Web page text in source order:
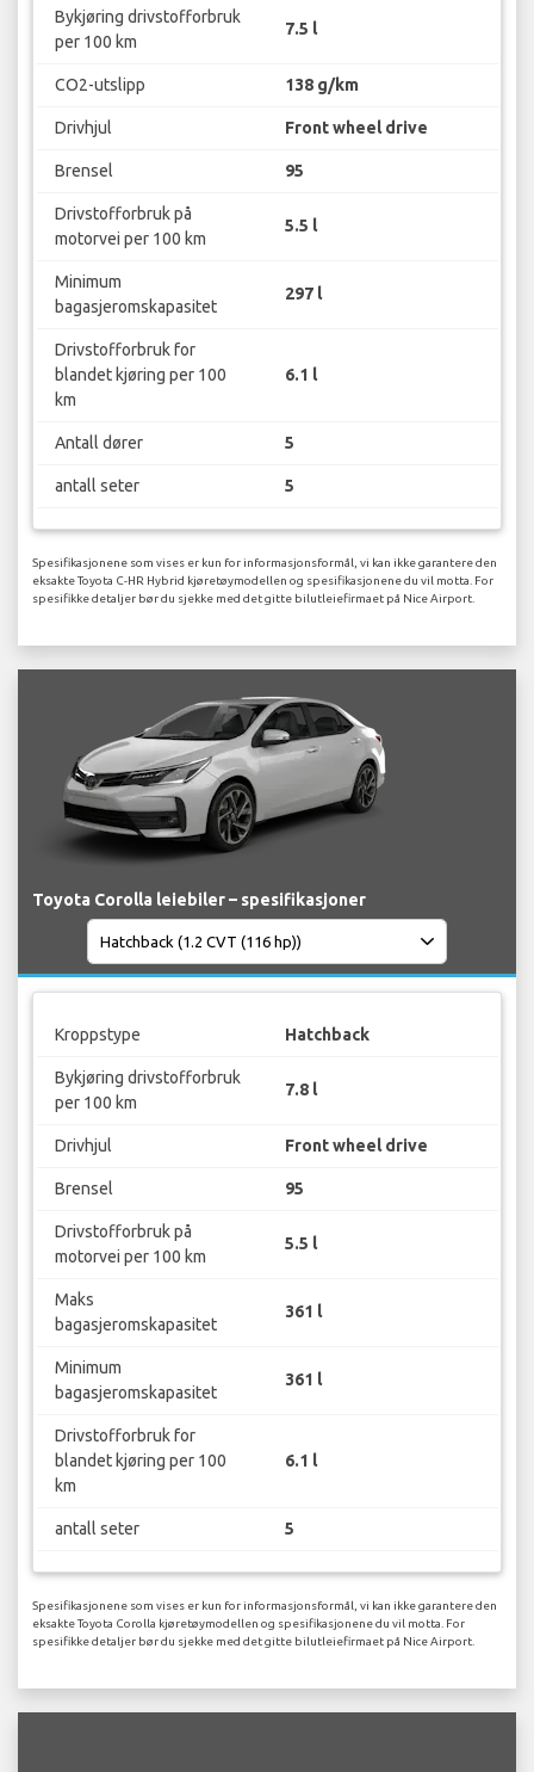
Bykjøring drivstofforbruk
per 100 km
7.5 l
CO2-utslipp 138 g/km
Drivhjul Front wheel drive
Brensel 95
Drivstofforbruk på
motorvei per 100 km
5.5 l
Minimum
bagasjeromskapasitet
297 l
Drivstofforbruk for
blandet kjøring per 100
km
6.1 l
Antall dører 5
antall seter 5
Spesifikasjonene som vises er kun for informasjonsformål, vi kan ikke garantere den
eksakte Toyota C-HR Hybrid kjøretøymodellen og spesifikasjonene du vil motta. For
spesifikke detaljer bør du sjekke med det gitte bilutleiefirmaet på Nice Airport.
Toyota Corolla leiebiler – spesifikasjoner
Kroppstype Hatchback
Bykjøring drivstofforbruk
per 100 km
7.8 l
Drivhjul Front wheel drive
Brensel 95
Drivstofforbruk på
motorvei per 100 km
5.5 l
Maks
bagasjeromskapasitet
361 l
Minimum
bagasjeromskapasitet
361 l
Drivstofforbruk for
blandet kjøring per 100
km
6.1 l
antall seter 5
Spesifikasjonene som vises er kun for informasjonsformål, vi kan ikke garantere den
eksakte Toyota Corolla kjøretøymodellen og spesifikasjonene du vil motta. For
spesifikke detaljer bør du sjekke med det gitte bilutleiefirmaet på Nice Airport.